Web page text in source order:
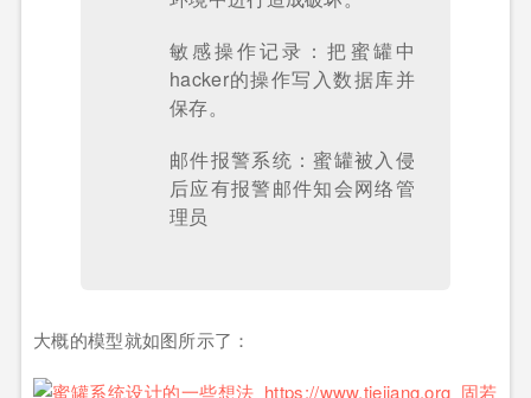
敏感操作记录：把蜜罐中
hacker的操作写入数据库并
保存。
邮件报警系统：蜜罐被入侵
后应有报警邮件知会网络管
理员
大概的模型就如图所示了：